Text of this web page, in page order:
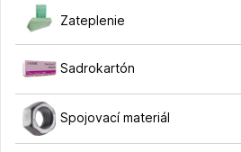
Zateplenie
Sadrokartón
Spojovací materiál